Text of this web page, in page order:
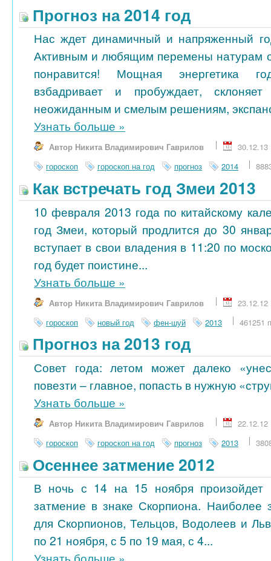
Прогноз на 2014 год
Нас ждет динамичный и напряженный
Активным и любящим перемены натурам
понравится! Мощная энергетика
взбадривает и пробуждает,
неожиданным и смелым решениям,
Узнать больше »
Автор Никита Владимирович Гаврилов
30.12.13
гороскоп
гороскоп на год прогноз 2014
Как встречать год Змеи 2013
10 февраля 2013 года по китайскому
год Змеи, который продлится до 30
вступает в свои владения в 11:20 по
год будет поистине...
Узнать больше »
Автор Никита Владимирович Гаврилов
23.12.12
гороскоп
новый год фен-шуй 2013 461251
Прогноз на 2013 год
Совет года: летом может далеко
повезти – главное, попасть в нужную
Узнать больше »
Автор Никита Владимирович Гаврилов
22.12.12
гороскоп
гороскоп на год прогноз 2013
Осеннее затмение 2012
В ночь с 14 на 15 ноября произойдет
затмение в знаке Скорпиона. Наиболее
для Скорпионов, Тельцов, Водолеев и
по 21 ноября, с 5 по 19 мая, с 4...